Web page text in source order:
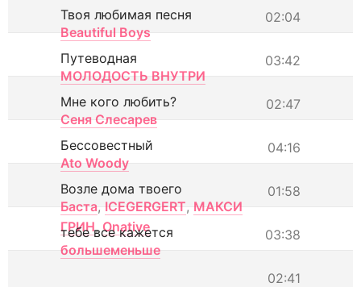
02:04
Твоя любимая песня
Beautiful Boys
03:42
Путеводная
МОЛОДОСТЬ ВНУТРИ
02:47
Мне кого любить?
Сеня Слесарев
04:16
Бессовестный
Ato Woody
01:58
Возле дома твоего
Баста, ICEGERGERT, МАКСИ
ГРИН, Onative 03:38
тебе все кажется
большеменьше
02:41